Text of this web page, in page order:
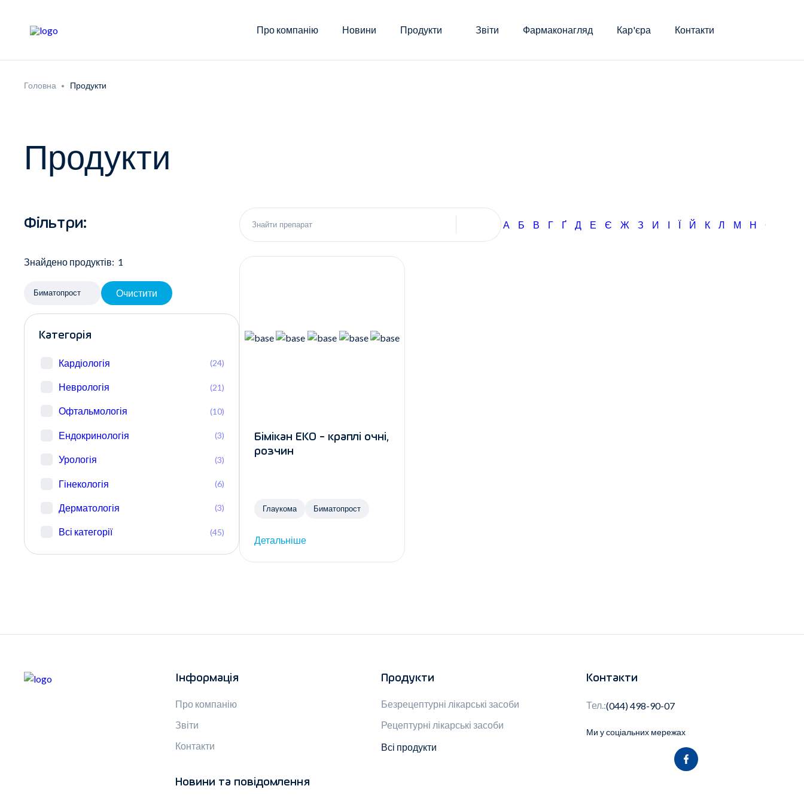
Про компанію Новини Продукти Звіти Фармаконагляд Кар'єра Контакти
Головна Продукти
Продукти
Фільтри:
Знайдено продуктів: 1
Биматопрост Очистити
Категорія
Кардіологія (24)
Неврологія (21)
Офтальмологія (10)
Ендокринологія (3)
Урологія (3)
Гінекологія (6)
Дерматологія (3)
Всі категорії (45)
А Б В Г Ґ Д Е Є Ж З И І Ї Й К Л М Н О
Бімікан ЕКО - краплі очні,
розчин
Глаукома Биматопрост
Детальніше
Інформація
Про компанію
Звіти
Контакти
Продукти
Безрецептурні лікарські засоби
Рецептурні лікарські засоби
Всі продукти
Контакти
Тел.:(044) 498-90-07
Ми у соціальних мережах
Новини та повідомлення